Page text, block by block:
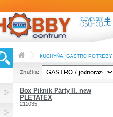
KUCHYŇA, GASTRO POTREBY
Značka:
Box Piknik Párty II. new
PLETATEX
212035